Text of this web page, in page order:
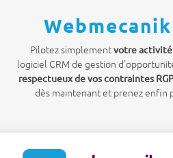
Pilotez simplementvotre
logiciel CRM de gestion
respectueux de vos contraintes
dès maintenant et prenez enfin